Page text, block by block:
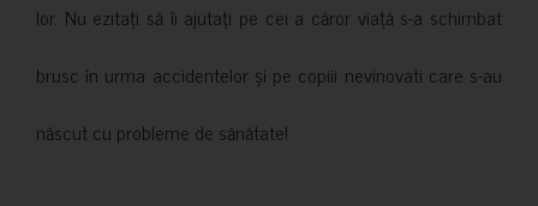
lor. Nu ezitați să îi ajutați pe cei a căror viață s-a schimbat
brusc în urma accidentelor și pe copiii nevinovati care s-au
născut cu probleme de sănătate!